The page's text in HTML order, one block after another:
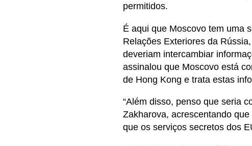
permitidos.
É aqui que Moscovo tem uma
Relações Exteriores da
deveriam intercambiar
assinalou que Moscovo está
de Hong Kong e trata estas
“Além disso, penso que seria
Zakharova, acrescentando
que os serviços secretos dos